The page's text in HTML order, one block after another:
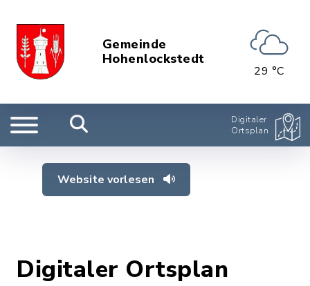
Gemeinde
Hohenlockstedt
29 °C
Digitaler
Ortsplan
Website vorlesen
Digitaler Ortsplan